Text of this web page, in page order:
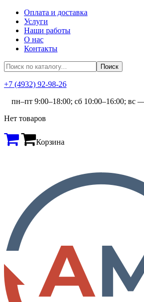
Оплата и доставка
Услуги
Наши работы
О нас
Контакты
+7 (4932) 92-98-26
пн–пт 9:00–18:00; сб 10:00–16:00; вс
Нет товаров
Корзина